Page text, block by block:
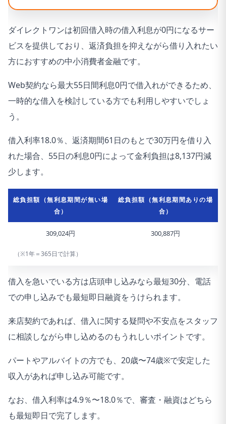
ダイレクトワンは初回借入時の借入利息が0円になるサー
ビスを提供しており、返済負担を抑えながら借り入れたい
方におすすめの中小消費者金融です。
Web契約なら最大55日間利息0円で借入れができるため、
一時的な借入を検討している方でも利用しやすいでしょ
う。
借入利率18.0％、返済期間61日のもとで30万円を借り入
れた場合、55日の利息0円によって金利負担は8,137円減
少します。
総負担額（無利息期間が無い場
合）
総負担額（無利息期間ありの場
合）
309,024円 300,887円
（※1年＝365日で計算）
借入を急いでいる方は店頭申し込みなら最短30分、電話
での申し込みでも最短即日融資をうけられます。
来店契約であれば、借入に関する疑問や不安点をスタッフ
に相談しながら申し込めるのもうれしいポイントです。
パートやアルバイトの方でも、20歳〜74歳※で安定した
収入があれば申し込み可能です。
なお、借入利率は4.9％〜18.0％で、審査・融資はどちら
も最短即日で完了します。